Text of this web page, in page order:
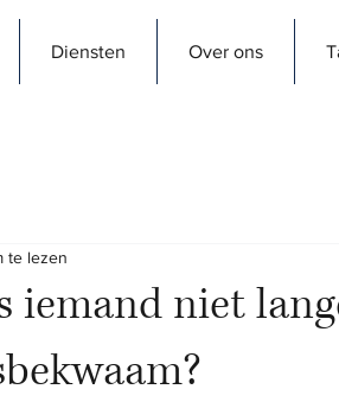
Diensten Over ons
iemand niet
te lezen